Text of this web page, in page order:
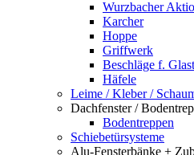
Wurzbacher
Karcher
Hoppe
Griffwerk
Beschläge f.
Häfele
Leime / Kleber /
Dachfenster /
Bodentreppen
Schiebetürsysteme
Alu-Fensterbänke +